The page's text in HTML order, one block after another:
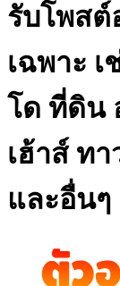
รับโพสต์
เฉพาะ
โด ที่ดิน
เฮ้าส์ ท
และอื่นๆ